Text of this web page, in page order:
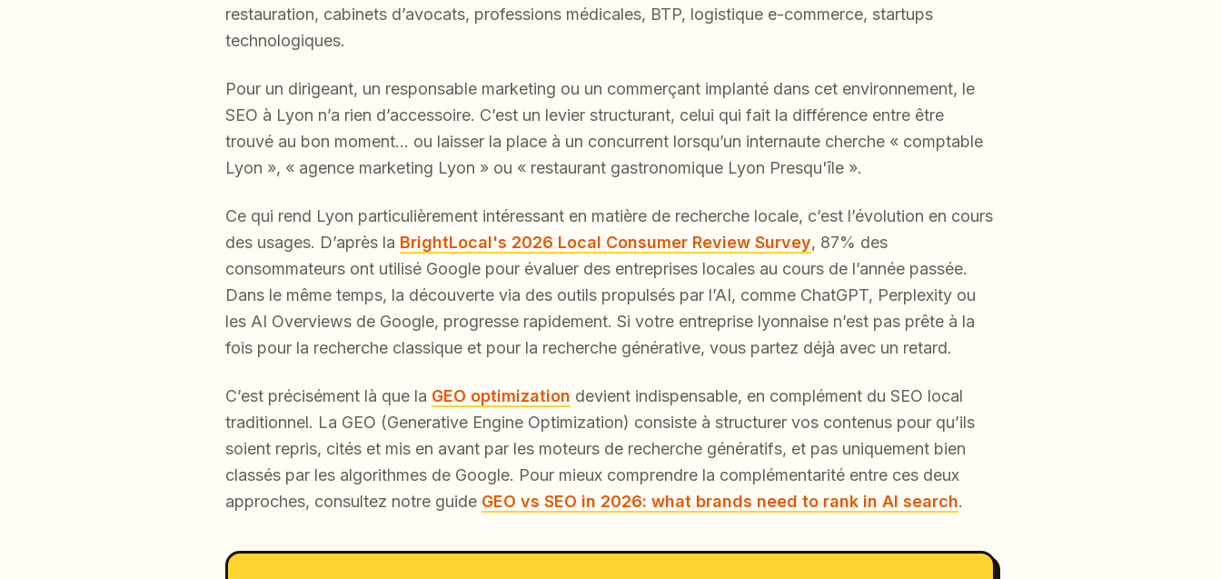
restauration, cabinets d’avocats, professions médicales, BTP, logistique e-commerce, startups
technologiques.
Pour un dirigeant, un responsable marketing ou un commerçant implanté dans cet environnement, le
SEO à Lyon n’a rien d’accessoire. C’est un levier structurant, celui qui fait la différence entre être
trouvé au bon moment… ou laisser la place à un concurrent lorsqu’un internaute cherche « comptable
Lyon », « agence marketing Lyon » ou « restaurant gastronomique Lyon Presqu'île ».
Ce qui rend Lyon particulièrement intéressant en matière de recherche locale, c’est l’évolution en cours
des usages. D’après la BrightLocal's 2026 Local Consumer Review Survey, 87% des
consommateurs ont utilisé Google pour évaluer des entreprises locales au cours de l’année passée.
Dans le même temps, la découverte via des outils propulsés par l’AI, comme ChatGPT, Perplexity ou
les AI Overviews de Google, progresse rapidement. Si votre entreprise lyonnaise n’est pas prête à la
fois pour la recherche classique et pour la recherche générative, vous partez déjà avec un retard.
C’est précisément là que la GEO optimization devient indispensable, en complément du SEO local
traditionnel. La GEO (Generative Engine Optimization) consiste à structurer vos contenus pour qu’ils
soient repris, cités et mis en avant par les moteurs de recherche génératifs, et pas uniquement bien
classés par les algorithmes de Google. Pour mieux comprendre la complémentarité entre ces deux
approches, consultez notre guide GEO vs SEO in 2026: what brands need to rank in AI search.